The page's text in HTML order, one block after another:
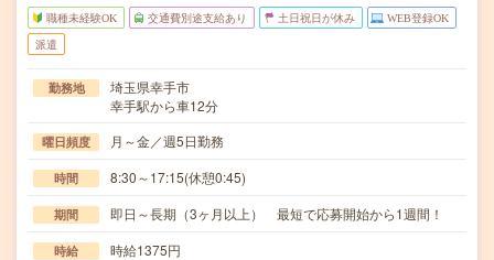
職種未経験OK 交通費別途支給あり 土日祝日が休み WEB登録OK
派遣
勤務地
埼玉県幸手市
幸手駅から車12分
曜日頻度 月～金／週5日勤務
時間 8:30～17:15(休憩0:45)
期間 即日～長期（3ヶ月以上） 最短で応募開始から1週間！
時給 時給1375円